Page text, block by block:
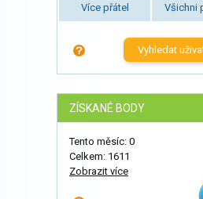
Více přátel Všichni
Vyhledat
ZÍSKANÉ BODY
Tento měsíc: 0
Celkem: 1611
Zobrazit více